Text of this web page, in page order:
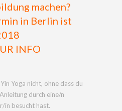
machen?
in Berlin ist
INFO
Yoga nicht, ohne dass du
durch eine/n
in besucht hast.